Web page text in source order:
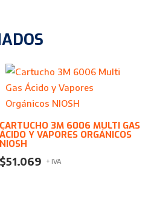
CARTUCHO 3M 6006 MULTI GAS
ÁCIDO Y VAPORES ORGÁNICOS
NIOSH
$51.069 + IVA